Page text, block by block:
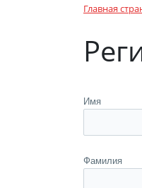
Главная
Имя
Фамилия